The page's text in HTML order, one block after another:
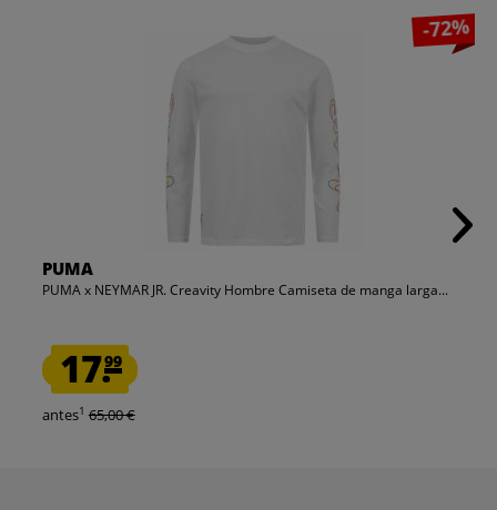
-72%
PUMA
PUMA x NEYMAR JR. Creavity Hombre Camiseta de manga larga...
17.99
antes1 65,00 €